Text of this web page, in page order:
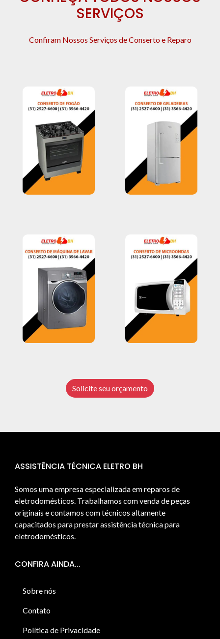
SERVIÇOS
Confiram Nossos Serviços de Conserto e Reparo
Solicite seu orçamento
ASSISTÊNCIA TÉCNICA ELETRO BH
Somos uma empresa especializada em reparos de
eletrodomésticos. Trabalhamos com venda de peças
originais e contamos com técnicos altamente
capacitados para prestar assistência técnica para
eletrodomésticos.
CONFIRA AINDA...
Sobre nós
Contato
Política de Privacidade